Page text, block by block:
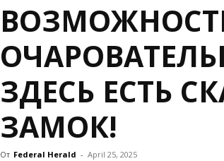
ЗДЕСЬ ЕСТЬ
ЗАМОК!
От Federal Herald - April 25, 2025